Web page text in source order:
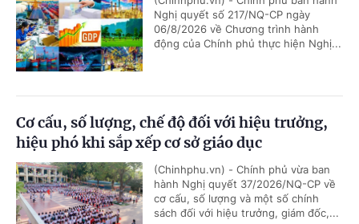
Nghị quyết số 217/NQ-CP ngày
06/8/2026 về Chương trình hành
động của Chính phủ thực hiện Nghị...
Cơ cấu, số lượng, chế độ đối với hiệu trưởng,
hiệu phó khi sắp xếp cơ sở giáo dục
(Chinhphu.vn) - Chính phủ vừa ban
hành Nghị quyết 37/2026/NQ-CP về
cơ cấu, số lượng và một số chính
sách đối với hiệu trưởng, giám đốc,...